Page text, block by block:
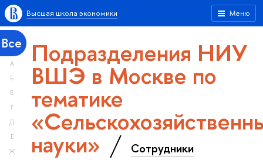
Меню
Высшая школа экономики
Все
А
Б
В
Г
Д
Е
Ж
Подразделения НИУ
ВШЭ в Москве по
тематике
науки» Сотрудники